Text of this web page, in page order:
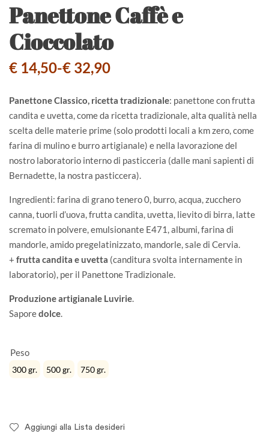
Panettone Caffè e
Cioccolato
€ 14,50-€ 32,90
Panettone Classico, ricetta tradizionale: panettone con frutta
candita e uvetta, come da ricetta tradizionale, alta qualità nella
scelta delle materie prime (solo prodotti locali a km zero, come
farina di mulino e burro artigianale) e nella lavorazione del
nostro laboratorio interno di pasticceria (dalle mani sapienti di
Bernadette, la nostra pasticcera).
Ingredienti: farina di grano tenero 0, burro, acqua, zucchero
canna, tuorli d’uova, frutta candita, uvetta, lievito di birra, latte
scremato in polvere, emulsionante E471, albumi, farina di
mandorle, amido pregelatinizzato, mandorle, sale di Cervia.
+ frutta candita e uvetta (canditura svolta internamente in
laboratorio), per il Panettone Tradizionale.
Produzione artigianale Luvirie.
Saporedolce.
Peso
300 gr. 500 gr. 750 gr.
Aggiungi alla Lista desideri